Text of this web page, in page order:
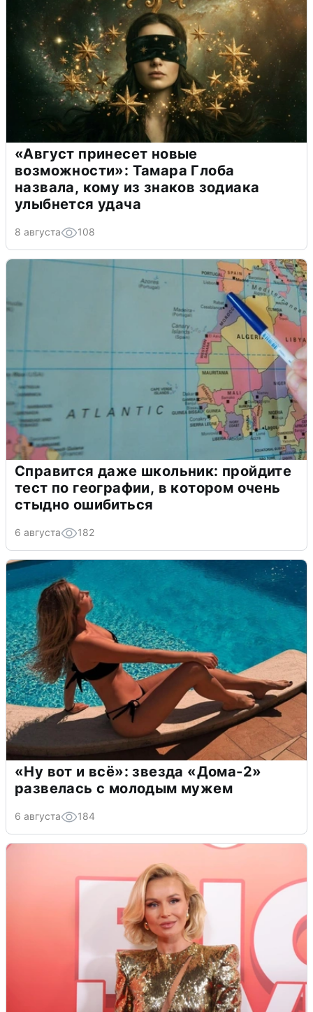
«Август принесет новые
возможности»: Тамара Глоба
назвала, кому из знаков зодиака
улыбнется удача
8 августа 108
Справится даже школьник: пройдите
тест по географии, в котором очень
стыдно ошибиться
6 августа 182
«Ну вот и всё»: звезда «Дома-2»
развелась с молодым мужем
6 августа 184